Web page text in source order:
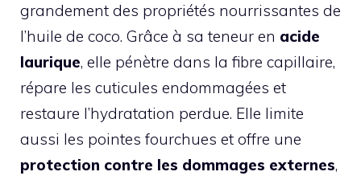
grandement des propriétés nourrissantes de
l’huile de coco. Grâce à sa teneur en acide
laurique, elle pénètre dans la fibre capillaire,
répare les cuticules endommagées et
restaure l’hydratation perdue. Elle limite
aussi les pointes fourchues et offre une
protection contre les dommages externes,